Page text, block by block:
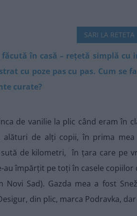
SARI LA RETETA
în casă – rețetă simplă cu
cu poze pas cu pas. Cum se
curate?
de vanilie la plic când eram în
alături de alți copii, în prima
de kilometri, în țara care pe
au împărțit pe toți în casele
Novi Sad). Gazda mea a fost
din plic, marca Podravka,